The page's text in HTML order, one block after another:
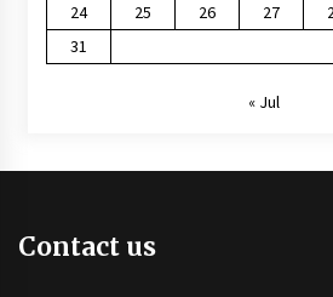
24
25 26 27
31
« Jul
Contact us